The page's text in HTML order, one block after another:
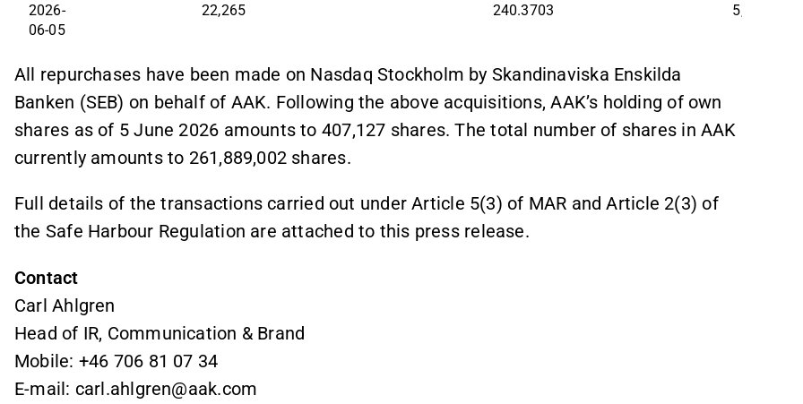
2026-
06-05
22,265 240.3703 5,351,845
All repurchases have been made on Nasdaq Stockholm by Skandinaviska Enskilda
Banken (SEB) on behalf of AAK. Following the above acquisitions, AAK’s holding of own
shares as of 5 June 2026 amounts to 407,127 shares. The total number of shares in AAK
currently amounts to 261,889,002 shares.
Full details of the transactions carried out under Article 5(3) of MAR and Article 2(3) of
the Safe Harbour Regulation are attached to this press release.
Contact
Carl Ahlgren
Head of IR, Communication & Brand
Mobile: +46 706 81 07 34
E-mail: carl.ahlgren@aak.com